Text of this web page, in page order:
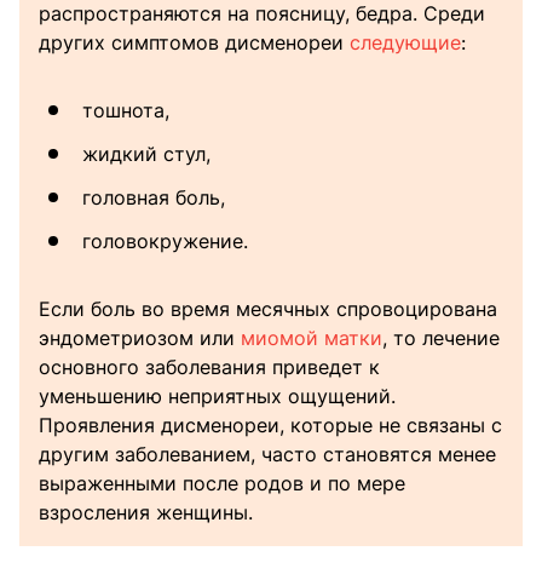
распространяются на поясницу, бедра. Среди
других симптомов дисменореи следующие:
тошнота,
жидкий стул,
головная боль,
головокружение.
Если боль во время месячных спровоцирована
эндометриозом или миомой матки, то лечение
основного заболевания приведет к
уменьшению неприятных ощущений.
Проявления дисменореи, которые не связаны с
другим заболеванием, часто становятся менее
выраженными после родов и по мере
взросления женщины.